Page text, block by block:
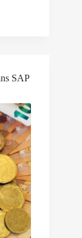
SAP